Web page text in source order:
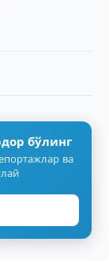
бўлинг
ва